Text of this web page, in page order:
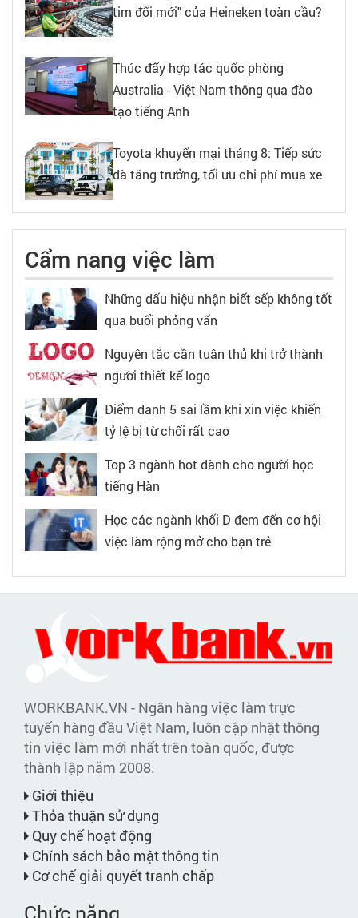
tim đổi mới" của Heineken toàn cầu?
Thúc đẩy hợp tác quốc phòng
Australia - Việt Nam thông qua đào
tạo tiếng Anh
Toyota khuyến mại tháng 8: Tiếp sức
đà tăng trưởng, tối ưu chi phí mua xe
Cẩm nang việc làm
Những dấu hiệu nhận biết sếp không tốt
qua buổi phỏng vấn
Nguyên tắc cần tuân thủ khi trở thành
người thiết kế logo
Điểm danh 5 sai lầm khi xin việc khiến
tỷ lệ bị từ chối rất cao
Top 3 ngành hot dành cho người học
tiếng Hàn
Học các ngành khối D đem đến cơ hội
việc làm rộng mở cho bạn trẻ
WORKBANK.VN - Ngân hàng việc làm trực
tuyến hàng đầu Việt Nam, luôn cập nhật thông
tin việc làm mới nhất trên toàn quốc, được
thành lập năm 2008.
Giới thiệu
Thỏa thuận sử dụng
Quy chế hoạt động
Chính sách bảo mật thông tin
Cơ chế giải quyết tranh chấp